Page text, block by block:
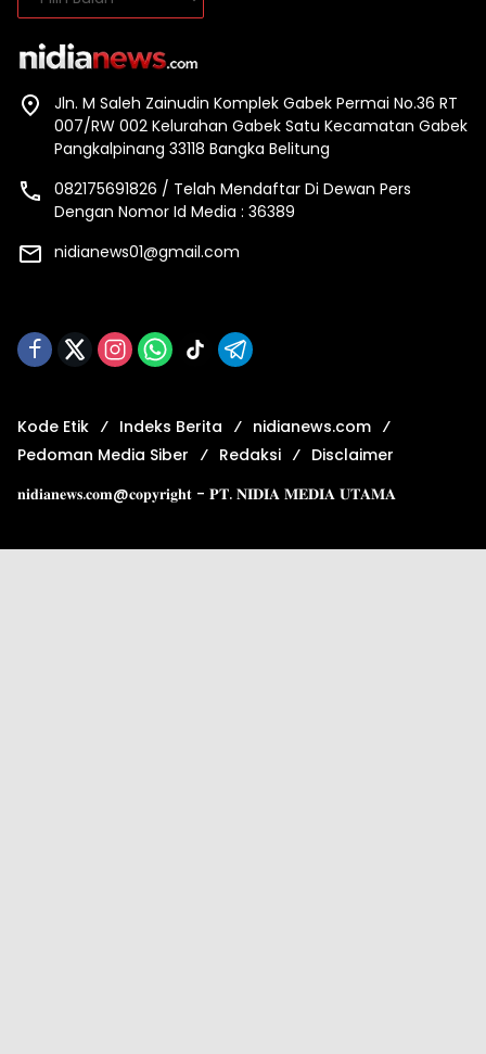
Jln. M Saleh Zainudin Komplek Gabek Permai No.36 RT
007/RW 002 Kelurahan Gabek Satu Kecamatan Gabek
Pangkalpinang 33118 Bangka Belitung
082175691826 / Telah Mendaftar Di Dewan Pers
Dengan Nomor Id Media : 36389
nidianews01@gmail.com
Kode Etik Indeks Berita
nidianews.com
Pedoman Media Siber
Redaksi
Disclaimer
𝐧𝐢𝐝𝐢𝐚𝐧𝐞𝐰𝐬.𝐜𝐨𝐦@𝐜𝐨𝐩𝐲𝐫𝐢𝐠𝐡𝐭 - 𝐏𝐓. 𝐍𝐈𝐃𝐈𝐀 𝐌𝐄𝐃𝐈𝐀 𝐔𝐓𝐀𝐌𝐀